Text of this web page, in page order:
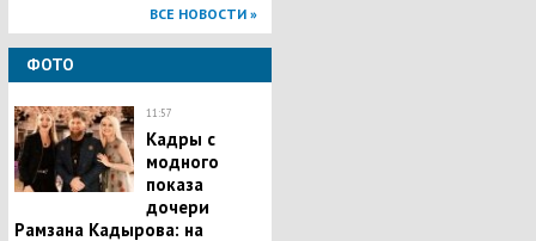
ВСЕ НОВОСТИ »
ФОТО
11:57
Кадры с
модного
показа
дочери
Рамзана Кадырова: на